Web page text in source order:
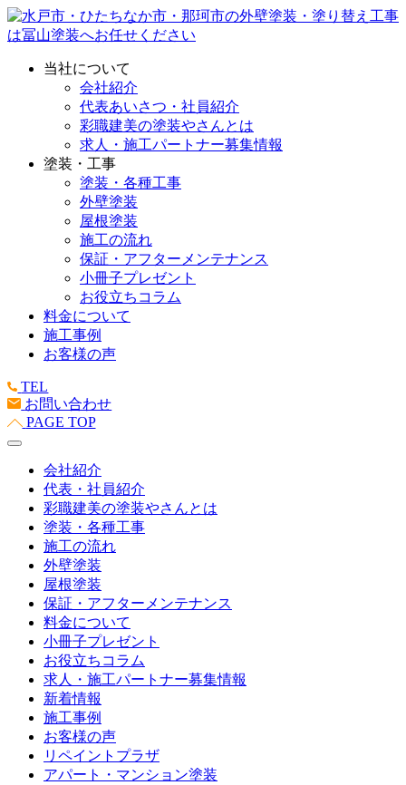
当社について
会社紹介
代表あいさつ・社員紹介
彩職建美の塗装やさんとは
求人・施工パートナー募集情報
塗装・工事
塗装・各種工事
外壁塗装
屋根塗装
施工の流れ
保証・アフターメンテナンス
小冊子プレゼント
お役立ちコラム
料金について
施工事例
お客様の声
TEL
お問い合わせ
PAGE TOP
会社紹介
代表・社員紹介
彩職建美の塗装やさんとは
塗装・各種工事
施工の流れ
外壁塗装
屋根塗装
保証・アフターメンテナンス
料金について
小冊子プレゼント
お役立ちコラム
求人・施工パートナー募集情報
新着情報
施工事例
お客様の声
リペイントプラザ
アパート・マンション塗装